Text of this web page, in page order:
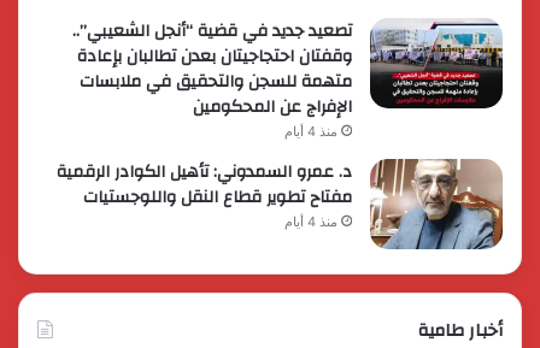
تصعيد جديد في قضية “أنجل الشعيبي”..
وقفتان احتجاجيتان بعدن تطالبان بإعادة
متهمة للسجن والتحقيق في ملابسات
الإفراج عن المحكومين
منذ 4 أيام
د. عمرو السمدوني: تأهيل الكوادر الرقمية
مفتاح تطوير قطاع النقل واللوجستيات
منذ 4 أيام
أخبار طامية